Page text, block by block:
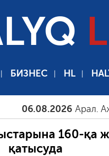
БИЗНЕС HL
Арал. Ажал.
160-қа
қатысуда